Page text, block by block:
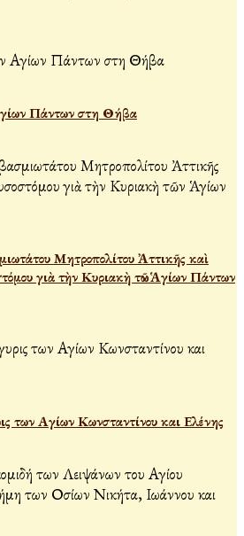
Πάντων στη Θήβα
Μητροπολίτου Ἀττικῆς καὶ
γιὰ τὴν Κυριακὴ τῶν Ἁγίων Πάντων
των Αγίων Κωνσταντίνου και Ελένης